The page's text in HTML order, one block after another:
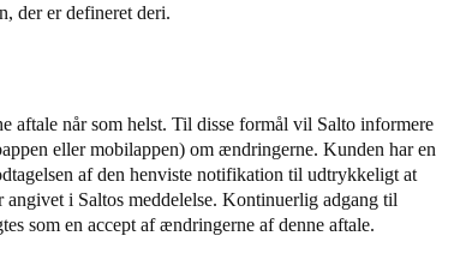
der er defineret deri.
aftale når som helst. Til disse formål vil Salto informere
eller mobilappen) om ændringerne. Kunden har en
af den henviste notifikation til udtrykkeligt at
i Saltos meddelelse. Kontinuerlig adgang til
som en accept af ændringerne af denne aftale.